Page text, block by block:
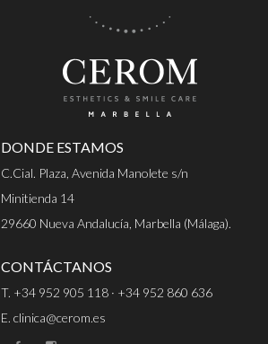
DONDE ESTAMOS
C.Cial. Plaza, Avenida Manolete s/n
Minitienda 14
29660 Nueva Andalucía, Marbella (Málaga).
CONTÁCTANOS
T. +34 952 905 118 · +34 952 860 636
E. clinica@cerom.es